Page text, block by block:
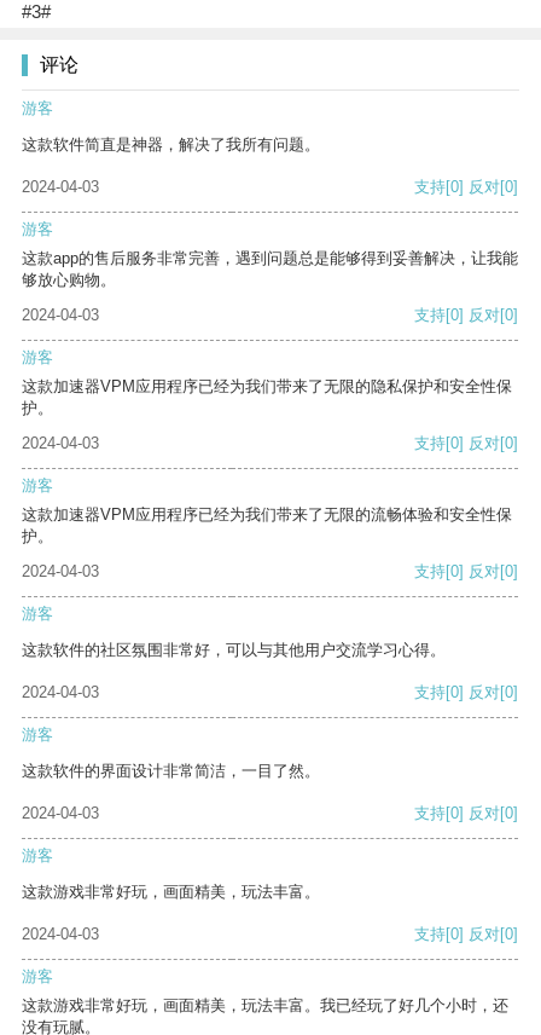
#3#
评论
游客
这款软件简直是神器，解决了我所有问题。
2024-04-03 支持[0] 反对[0]
游客
这款app的售后服务非常完善，遇到问题总是能够得到妥善解决，让我能
够放心购物。
2024-04-03
支持[0] 反对[0]
游客
这款加速器VPM应用程序已经为我们带来了无限的隐私保护和安全性保
护。
2024-04-03
支持[0] 反对[0]
游客
这款加速器VPM应用程序已经为我们带来了无限的流畅体验和安全性保
护。
2024-04-03
支持[0] 反对[0]
游客
这款软件的社区氛围非常好，可以与其他用户交流学习心得。
2024-04-03 支持[0] 反对[0]
游客
这款软件的界面设计非常简洁，一目了然。
2024-04-03 支持[0] 反对[0]
游客
这款游戏非常好玩，画面精美，玩法丰富。
2024-04-03 支持[0] 反对[0]
游客
这款游戏非常好玩，画面精美，玩法丰富。我已经玩了好几个小时，还
没有玩腻。